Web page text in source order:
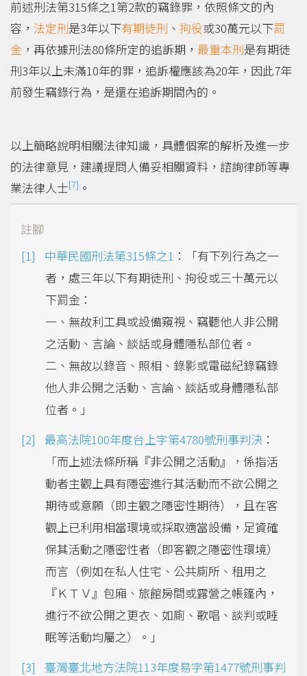
前述刑法第315條之1第2款的竊錄罪，依照條文的內
容， 法定刑是3年以下有期徒刑 、 拘役或30萬元以下罰
金 ，再依據刑法80條所定的追訴期， 最重本刑是有期徒
刑3年以上未滿10年的罪，追訴權應該為20年，因此7年
前發生竊錄行為，是還在追訴期間內的。
以上簡略說明相關法律知識，具體個案的解析及進一步
的法律意見，建議提問人備妥相關資料，諮詢律師等專
業法律人士[7] 。
註腳
中華民國刑法第315條之1 ：「有下列行為之一
者，處三年以下有期徒刑、拘役或三十萬元以
下罰金：
一、無故利工具或設備窺視、竊聽他人非公開
之活動、言論、談話或身體隱私部位者。
二、無故以錄音、照相、錄影或電磁紀錄竊錄
他人非公開之活動、言論、談話或身體隱私部
位者。」
最高法院100年度台上字第4780號刑事判決 ：
「而上述法條所稱『非公開之活動』，係指活
動者主觀上具有隱密進行其活動而不欲公開之
期待或意願（即主觀之隱密性期待），且在客
觀上已利用相當環境或採取適當設備，足資確
保其活動之隱密性者（即客觀之隱密性環境）
而言（例如在私人住宅、公共廁所、租用之
『ＫＴＶ』包廂、旅館房間或露營之帳篷內，
進行不欲公開之更衣、如廁、歌唱、談判或睡
眠等活動均屬之）。」
臺灣臺北地方法院113年度易字第1477號刑事判